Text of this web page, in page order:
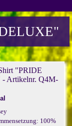
"PRIDE
Artikelnr. Q4M-
100%